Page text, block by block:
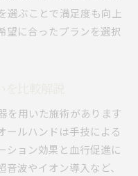
選ぶことで満足度も向上
望に合ったプランを選択
を用いた施術があります
ールハンドは手技による
ション効果と血行促進に
波やイオン導入など、